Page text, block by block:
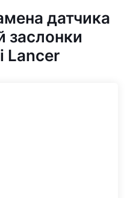
датчика
заслонки
Lancer